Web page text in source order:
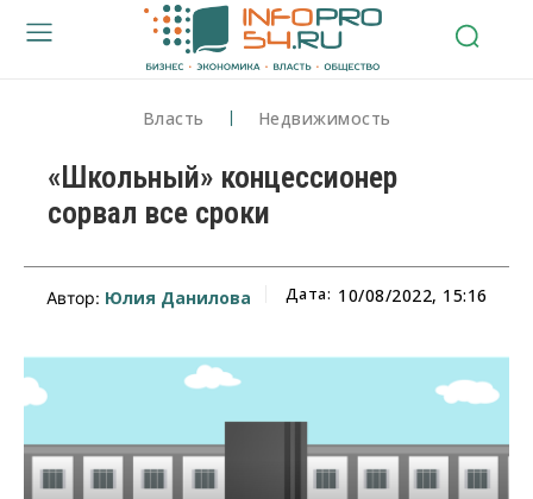
Власть Недвижимость
«Школьный» концессионер
сорвал все сроки
Автор: Юлия Данилова Дата: 10/08/2022, 15:16